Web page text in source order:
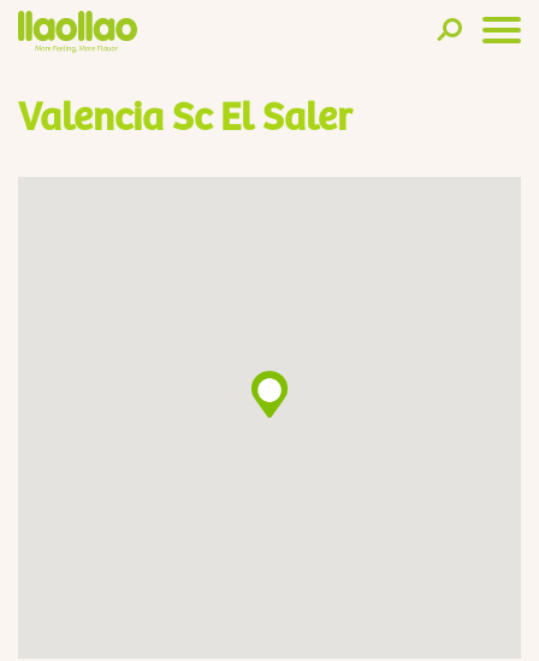
Valencia Sc El Saler